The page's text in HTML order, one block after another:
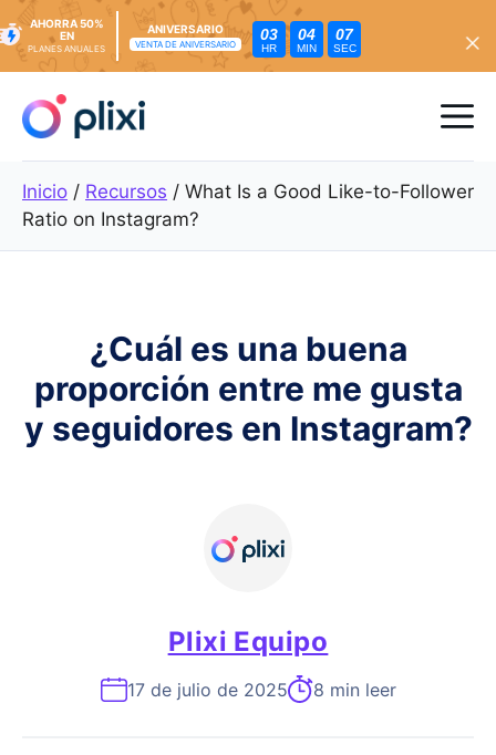
contenido
AHORRA 50%
EN
PLANES ANUALES
ANIVERSARIO
VENTA DE ANIVERSARIO
03
HR
04
MIN
05
SEC
Inicio / Recursos / What Is a Good Like-to-Follower
Ratio on Instagram?
¿Cuál es una buena
proporción entre me gusta
y seguidores en Instagram?
Plixi Equipo
17 de julio de 2025 8 min leer